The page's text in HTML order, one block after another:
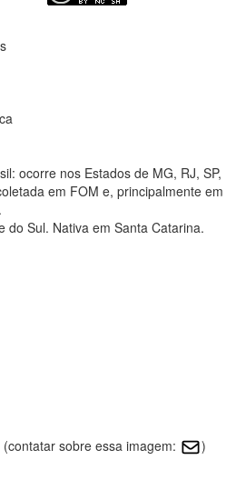
ocorre nos Estados de MG, RJ, SP,
em FOM e, principalmente em
do Sul. Nativa em Santa Catarina.
sobre essa imagem:
)